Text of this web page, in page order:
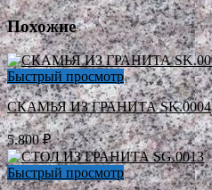
Похожие
Быстрый просмотр
СКАМЬЯ ИЗ ГРАНИТА SK.0004
5.800₽
Быстрый просмотр